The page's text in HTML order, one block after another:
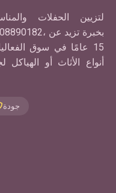
15 عامًا في سوق
أنواع الأثاث أو الهياكل
جودة